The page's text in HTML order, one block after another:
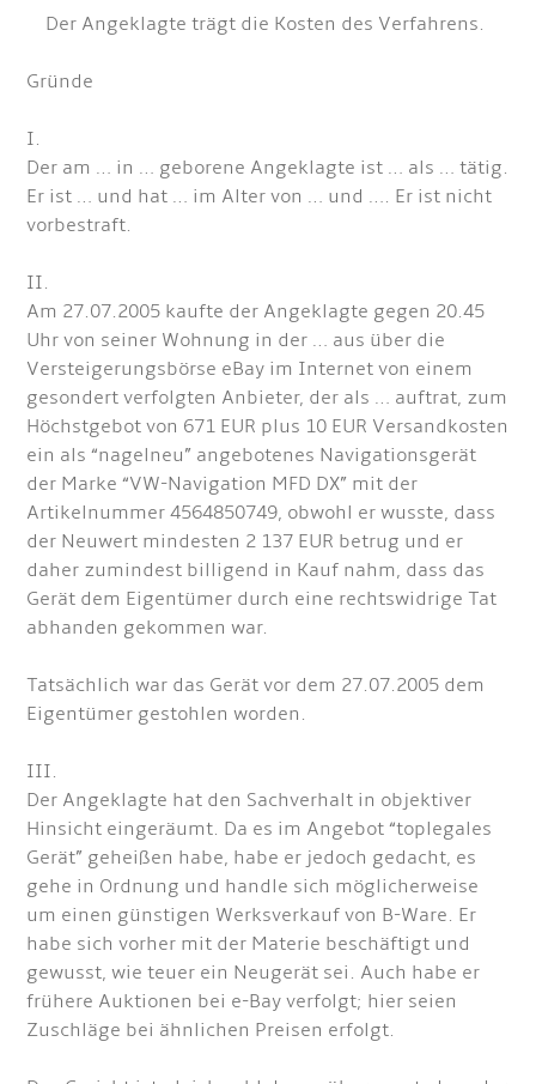
Der Angeklagte trägt die Kosten des Verfahrens.
Gründe
I.
Der am … in … geborene Angeklagte ist … als … tätig.
Er ist … und hat … im Alter von … und …. Er ist nicht
vorbestraft.
II.
Am 27.07.2005 kaufte der Angeklagte gegen 20.45
Uhr von seiner Wohnung in der … aus über die
Versteigerungsbörse eBay im Internet von einem
gesondert verfolgten Anbieter, der als … auftrat, zum
Höchstgebot von 671 EUR plus 10 EUR Versandkosten
ein als “nagelneu” angebotenes Navigationsgerät
der Marke “VW-Navigation MFD DX” mit der
Artikelnummer 4564850749, obwohl er wusste, dass
der Neuwert mindesten 2 137 EUR betrug und er
daher zumindest billigend in Kauf nahm, dass das
Gerät dem Eigentümer durch eine rechtswidrige Tat
abhanden gekommen war.
Tatsächlich war das Gerät vor dem 27.07.2005 dem
Eigentümer gestohlen worden.
III.
Der Angeklagte hat den Sachverhalt in objektiver
Hinsicht eingeräumt. Da es im Angebot “toplegales
Gerät” geheißen habe, habe er jedoch gedacht, es
gehe in Ordnung und handle sich möglicherweise
um einen günstigen Werksverkauf von B-Ware. Er
habe sich vorher mit der Materie beschäftigt und
gewusst, wie teuer ein Neugerät sei. Auch habe er
frühere Auktionen bei e-Bay verfolgt; hier seien
Zuschläge bei ähnlichen Preisen erfolgt.